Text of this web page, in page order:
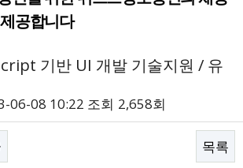
공합니다
기반 UI 개발 기술지원 / 유
06-08 10:22 조회 2,658회
목록